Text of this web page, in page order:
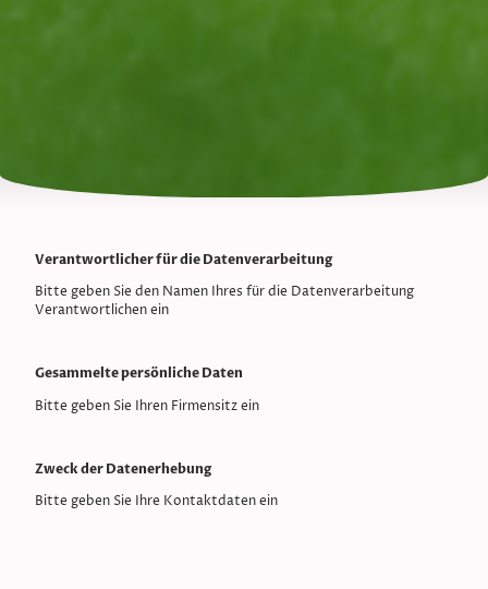
Verantwortlicher für die Datenverarbeitung
Bitte geben Sie den Namen Ihres für die Datenverarbeitung
Verantwortlichen ein
Gesammelte persönliche Daten
Bitte geben Sie Ihren Firmensitz ein
Zweck der Datenerhebung
Bitte geben Sie Ihre Kontaktdaten ein